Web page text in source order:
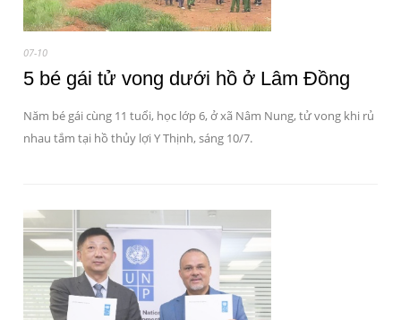
07-10
5 bé gái tử vong dưới hồ ở Lâm Đồng
Năm bé gái cùng 11 tuổi, học lớp 6, ở xã Nâm Nung, tử vong khi rủ
nhau tắm tại hồ thủy lợi Y Thịnh, sáng 10/7.